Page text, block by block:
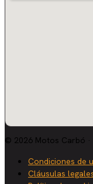
© 2026 Motos Carbó
Condiciones de
Cláusulas